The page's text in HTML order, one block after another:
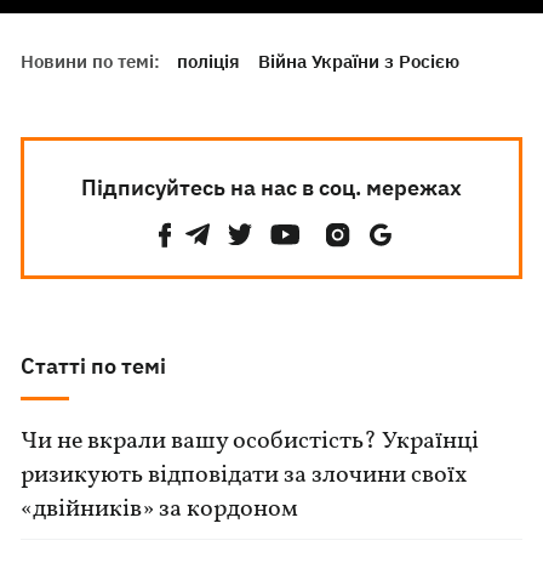
Новини по темі: поліція Війна України з Росією
Підписуйтесь на нас в соц. мережах
Статті по темі
Чи не вкрали вашу особистість? Українці
ризикують відповідати за злочини своїх
«двійників» за кордоном